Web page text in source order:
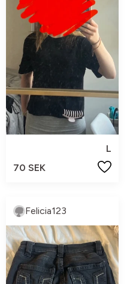
L
70 SEK
Felicia123